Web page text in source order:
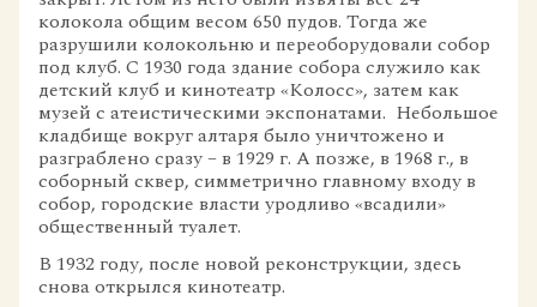
колокола общим весом 650 пудов. Тогда же
разрушили колокольню и переоборудовали собор
под клуб. С 1930 года здание собора служило как
детский клуб и кинотеатр «Колосс», затем как
музей с атеистическими экспонатами. Небольшое
кладбище вокруг алтаря было уничтожено и
разграблено сразу – в 1929 г. А позже, в 1968 г., в
соборный сквер, симметрично главному входу в
собор, городские власти уродливо «всадили»
общественный туалет.
В 1932 году, после новой реконструкции, здесь
снова открылся кинотеатр.